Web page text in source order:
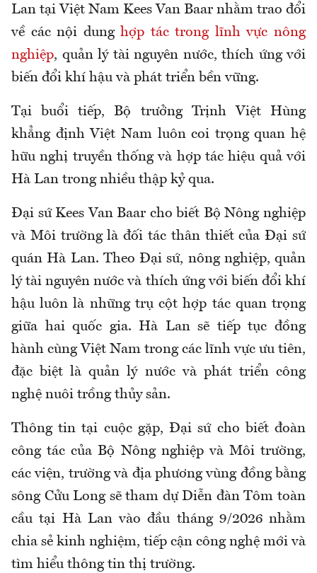
Lan tại Việt Nam Kees Van Baar nhằm trao đổi
về các nội dunghợp tác trong lĩnh vực nông
nghiệp, quản lý tài nguyên nước, thích ứng với
biến đổi khí hậu và phát triển bền vững.
Tại buổi tiếp, Bộ trưởng Trịnh Việt Hùng
khẳng định Việt Nam luôn coi trọng quan hệ
hữu nghị truyền thống và hợp tác hiệu quả với
Hà Lan trong nhiều thập kỷ qua.
Đại sứ Kees Van Baar cho biết Bộ Nông nghiệp
và Môi trường là đối tác thân thiết của Đại sứ
quán Hà Lan. Theo Đại sứ, nông nghiệp, quản
lý tài nguyên nước và thích ứng với biến đổi khí
hậu luôn là những trụ cột hợp tác quan trọng
giữa hai quốc gia. Hà Lan sẽ tiếp tục đồng
hành cùng Việt Nam trong các lĩnh vực ưu tiên,
đặc biệt là quản lý nước và phát triển công
nghệ nuôi trồng thủy sản.
Thông tin tại cuộc gặp, Đại sứ cho biết đoàn
công tác của Bộ Nông nghiệp và Môi trường,
các viện, trường và địa phương vùng đồng bằng
sông Cửu Long sẽ tham dự Diễn đàn Tôm toàn
cầu tại Hà Lan vào đầu tháng 9/2026 nhằm
chia sẻ kinh nghiệm, tiếp cận công nghệ mới và
tìm hiểu thông tin thị trường.